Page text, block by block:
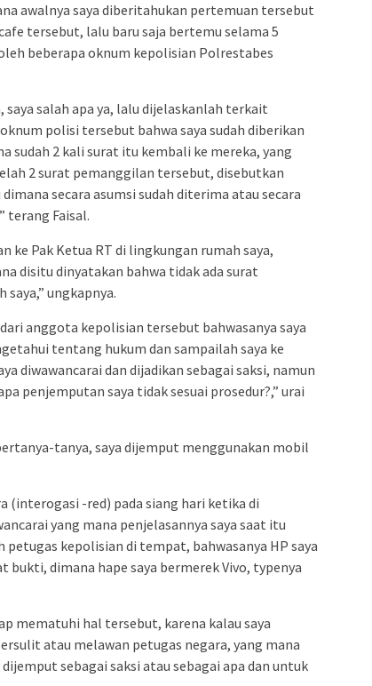
awalnya saya diberitahukan pertemuan tersebut
tersebut, lalu baru saja bertemu selama 5
beberapa oknum kepolisian Polrestabes
saya salah apa ya, lalu dijelaskanlah terkait
polisi tersebut bahwa saya sudah diberikan
sudah 2 kali surat itu kembali ke mereka, yang
2 surat pemanggilan tersebut, disebutkan
secara asumsi sudah diterima atau secara
terang Faisal.
ke Pak Ketua RT di lingkungan rumah saya,
disitu dinyatakan bahwa tidak ada surat
ungkapnya.
anggota kepolisian tersebut bahwasanya saya
tentang hukum dan sampailah saya ke
diwawancarai dan dijadikan sebagai saksi, namun
penjemputan saya tidak sesuai prosedur?,” urai
tanya, saya dijemput menggunakan mobil
(interogasi -red) pada siang hari ketika di
yang mana penjelasannya saya saat itu
kepolisian di tempat, bahwasanya HP saya
bukti, dimana hape saya bermerek Vivo, typenya
mematuhi hal tersebut, karena kalau saya
atau melawan petugas negara, yang mana
sebagai saksi atau sebagai apa dan untuk